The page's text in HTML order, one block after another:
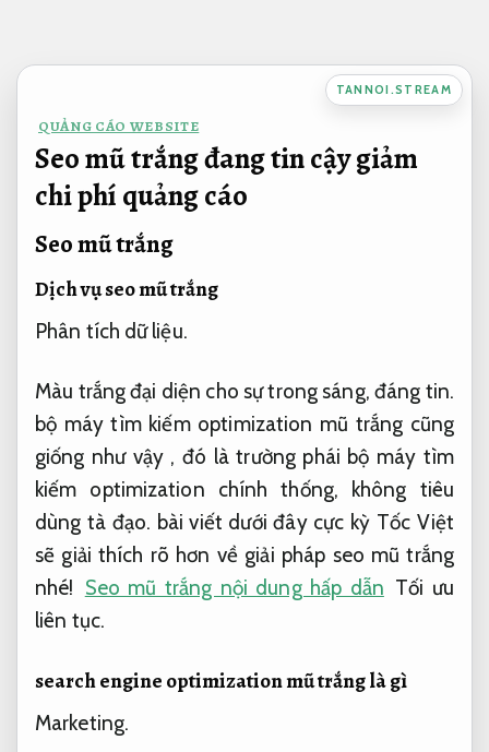
nội
TANNOI.STREAM
QUẢNG CÁO WEBSITE
Seo mũ trắng đang tin cậy giảm
chi phí quảng cáo
Seo mũ trắng
Dịch vụ seo mũ trắng
Phân tích dữ liệu.
Màu trắng đại diện cho sự trong sáng, đáng tin.
bộ máy tìm kiếm optimization mũ trắng cũng
giống như vậy , đó là trường phái bộ máy tìm
kiếm optimization chính thống, không tiêu
dùng tà đạo. bài viết dưới đây cực kỳ Tốc Việt
sẽ giải thích rõ hơn về giải pháp seo mũ trắng
nhé! Seo mũ trắng nội dung hấp dẫn Tối ưu
liên tục.
search engine optimization mũ trắng là gì
Marketing.